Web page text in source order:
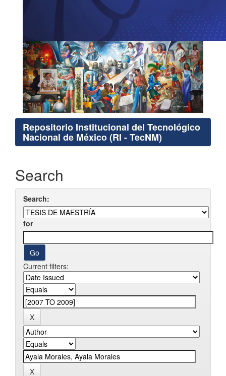
Repositorio Institucional del Tecnológico
Nacional de México (RI - TecNM)
Search
Search:
for
Current filters: